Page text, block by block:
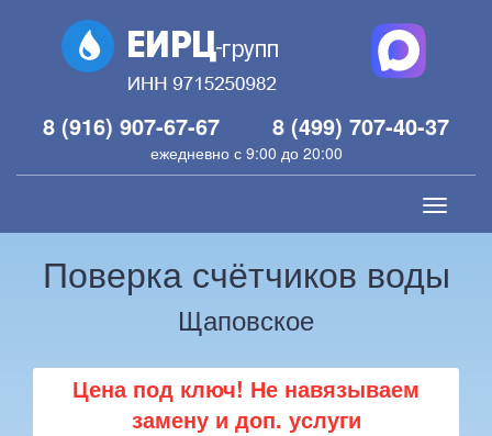
8 (916) 907-67-67 8 (499) 707-40-37
ежедневно с 9:00 до 20:00
Toggle
Поверка счётчиков воды
Щаповское
Цена под ключ! Не навязываем
замену и доп. услуги